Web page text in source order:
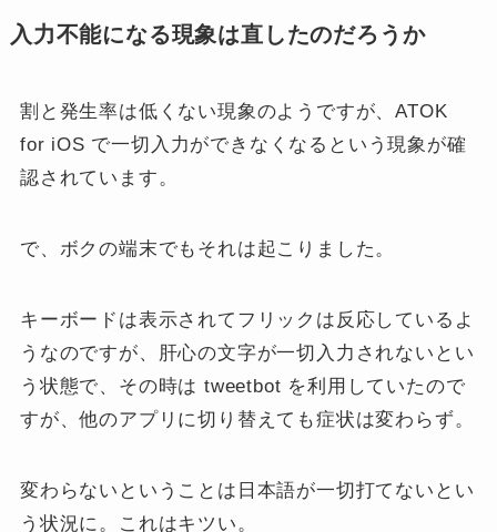
入力不能になる現象は直したのだろうか
割と発生率は低くない現象のようですが、ATOK
for iOS で一切入力ができなくなるという現象が確
認されています。
で、ボクの端末でもそれは起こりました。
キーボードは表示されてフリックは反応しているよ
うなのですが、肝心の文字が一切入力されないとい
う状態で、その時は tweetbot を利用していたので
すが、他のアプリに切り替えても症状は変わらず。
変わらないということは日本語が一切打てないとい
う状況に。これはキツい。